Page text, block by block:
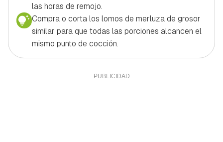
las horas de remojo.
Compra o corta los lomos de merluza de grosor
similar para que todas las porciones alcancen el
mismo punto de cocción.